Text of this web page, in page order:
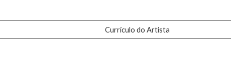
Currículo do Artista